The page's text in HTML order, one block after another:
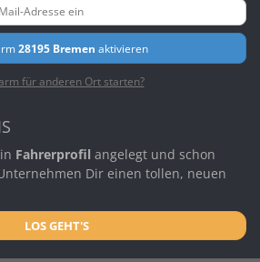
28195 Bremen aktivieren
für anderen Ort starten?
Fahrerprofil angelegt und schon
Dir einen tollen, neuen
LOS GEHT'S